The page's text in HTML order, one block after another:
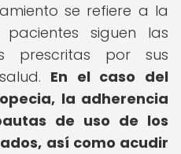
se refiere a la
siguen las
prescritas por sus
En el caso del
la adherencia
de uso de los
así como acudir